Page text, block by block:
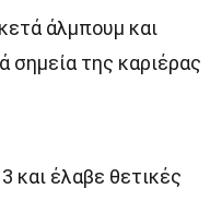
άλμπουμ και
σημεία της καριέρας
και έλαβε θετικές